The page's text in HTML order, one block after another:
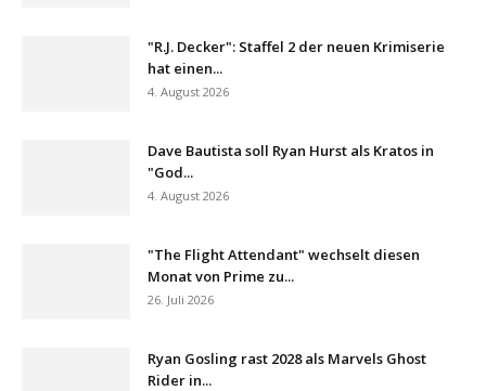
"R.J. Decker": Staffel 2 der neuen Krimiserie
hat einen...
4. August 2026
Dave Bautista soll Ryan Hurst als Kratos in
"God...
4. August 2026
"The Flight Attendant" wechselt diesen
Monat von Prime zu...
26. Juli 2026
Ryan Gosling rast 2028 als Marvels Ghost
Rider in...